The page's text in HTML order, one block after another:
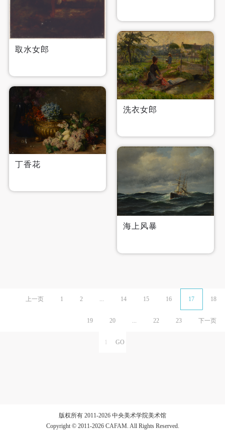
取水女郎
洗衣女郎
丁香花
海上风暴
上一页 1 2 ... 14 15 16 17 18
19 20 ... 22 23 下一页
版权所有 2011-2026 中央美术学院美术馆
Copyright © 2011-2026 CAFAM. All Rights Reserved.